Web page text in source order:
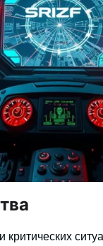
критических